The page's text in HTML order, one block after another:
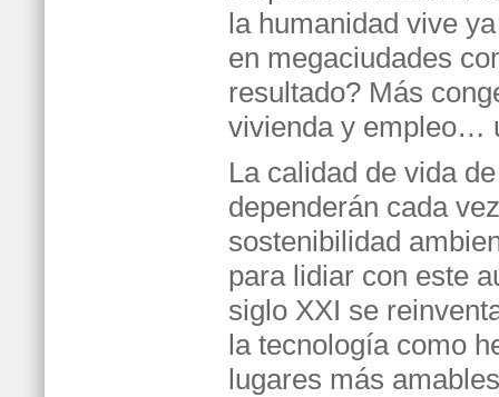
la humanidad vive
en megaciudades
resultado? Más
vivienda y empleo…
La calidad de vida
dependerán cada
sostenibilidad
para lidiar con este
siglo XXI se
la tecnología como
lugares más